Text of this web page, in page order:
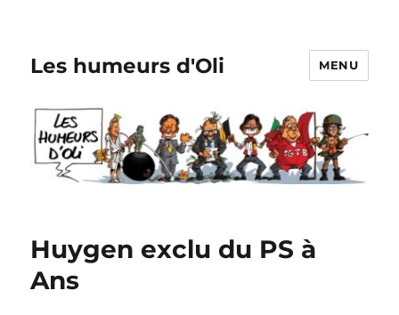
Les humeurs d'Oli MENU
Huygen exclu du PS à
Ans